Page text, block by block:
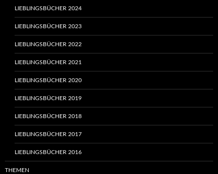
LIEBLINGSBÜCHER 2024
LIEBLINGSBÜCHER 2023
LIEBLINGSBÜCHER 2022
LIEBLINGSBÜCHER 2021
LIEBLINGSBÜCHER 2020
LIEBLINGSBÜCHER 2019
LIEBLINGSBÜCHER 2018
LIEBLINGSBÜCHER 2017
LIEBLINGSBÜCHER 2016
THEMEN